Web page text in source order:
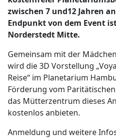
zwischen 7 und12 Jahren
Endpunkt von dem Event
Norderstedt Mitte.
Gemeinsam mit der
wird die 3D Vorstellung
Reise“ im Planetarium
Förderung vom
das Mütterzentrum dieses
kostenlos anbieten.
Anmeldung und weitere